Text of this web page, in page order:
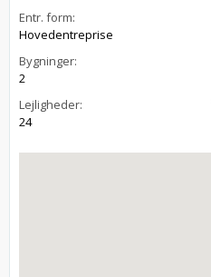
Entr. form:
Hovedentreprise
Bygninger:
2
Lejligheder:
24